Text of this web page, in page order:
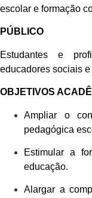
escolar e formação
PÚBLICO
Estudantes e
educadores sociais e
OBJETIVOS
Ampliar o
pedagógica
Estimular a
educação.
Alargar a